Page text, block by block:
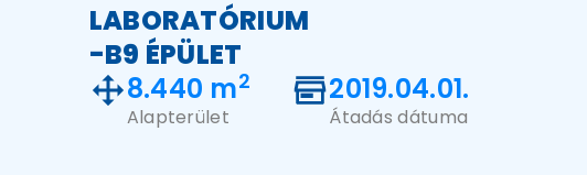
LABORATÓRIUM
-B9 ÉPÜLET
8.440 m2
Alapterület
2019.04.01.
Átadás dátuma